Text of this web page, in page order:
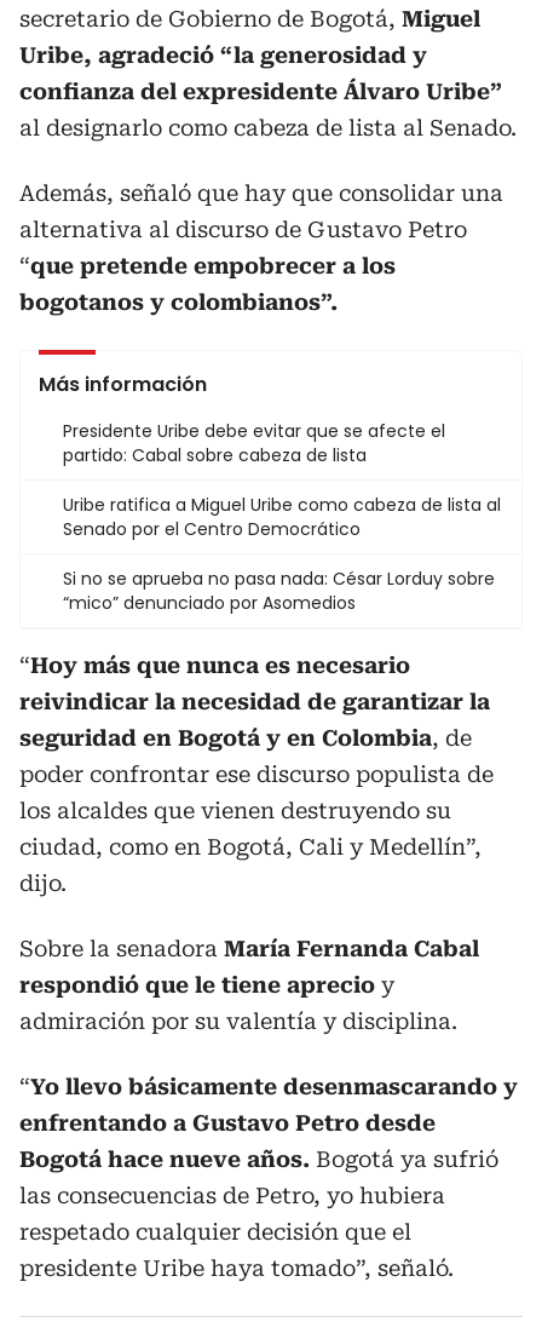
secretario de Gobierno de Bogotá, Miguel
Uribe, agradeció “la generosidad y
confianza del expresidente Álvaro Uribe”
al designarlo como cabeza de lista al Senado.
Además, señaló que hay que consolidar una
alternativa al discurso de Gustavo Petro
“que pretende empobrecer a los
bogotanos y colombianos”.
Más información
Presidente Uribe debe evitar que se afecte el
partido: Cabal sobre cabeza de lista
Uribe ratifica a Miguel Uribe como cabeza de lista al
Senado por el Centro Democrático
Si no se aprueba no pasa nada: César Lorduy sobre
“mico” denunciado por Asomedios
“Hoy más que nunca es necesario
reivindicar la necesidad de garantizar la
seguridad en Bogotá y en Colombia, de
poder confrontar ese discurso populista de
los alcaldes que vienen destruyendo su
ciudad, como en Bogotá, Cali y Medellín”,
dijo.
Sobre la senadora María Fernanda Cabal
respondió que le tiene aprecio y
admiración por su valentía y disciplina.
“Yo llevo básicamente desenmascarando y
enfrentando a Gustavo Petro desde
Bogotá hace nueve años. Bogotá ya sufrió
las consecuencias de Petro, yo hubiera
respetado cualquier decisión que el
presidente Uribe haya tomado”, señaló.